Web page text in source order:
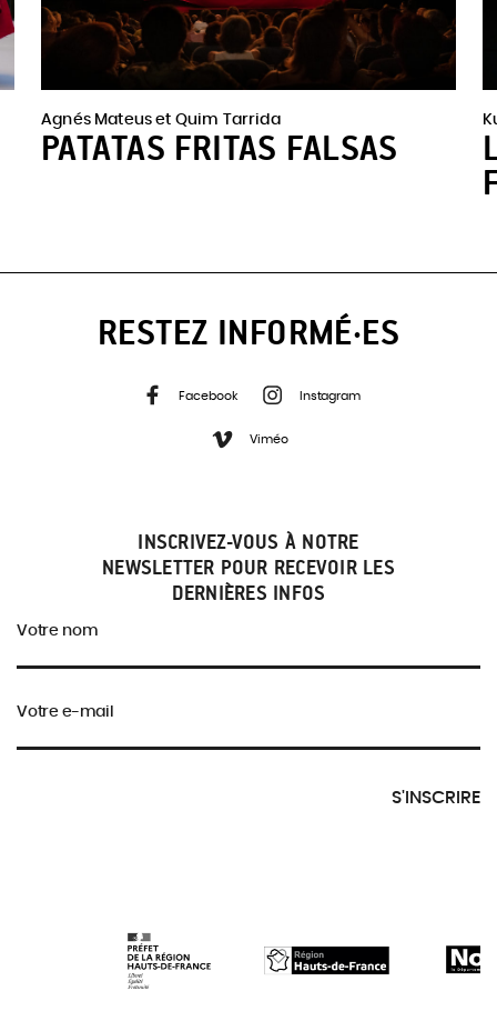
Résidences : L’Animal à l’esquena (Celrà)
Agnés Mateus et Quim Tarrida
PATATAS FRITAS FALSAS
RESTEZ INFORMÉ·ES
Facebook Instagram
Viméo
INSCRIVEZ-VOUS À NOTRE
NEWSLETTER POUR RECEVOIR LES
DERNIÈRES INFOS
Votre nom
Votre e-mail
S'INSCRIRE